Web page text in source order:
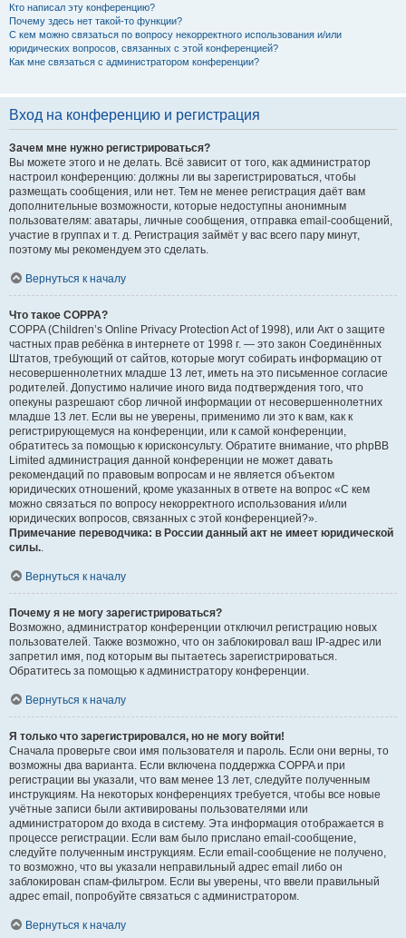
Кто написал эту конференцию?
Почему здесь нет такой-то функции?
С кем можно связаться по вопросу некорректного использования и/или
юридических вопросов, связанных с этой конференцией?
Как мне связаться с администратором конференции?
Вход на конференцию и регистрация
Зачем мне нужно регистрироваться?
Вы можете этого и не делать. Всё зависит от того, как администратор
настроил конференцию: должны ли вы зарегистрироваться, чтобы
размещать сообщения, или нет. Тем не менее регистрация даёт вам
дополнительные возможности, которые недоступны анонимным
пользователям: аватары, личные сообщения, отправка email-сообщений,
участие в группах и т. д. Регистрация займёт у вас всего пару минут,
поэтому мы рекомендуем это сделать.
Вернуться к началу
Что такое COPPA?
COPPA (Children’s Online Privacy Protection Act of 1998), или Акт о защите
частных прав ребёнка в интернете от 1998 г. — это закон Соединённых
Штатов, требующий от сайтов, которые могут собирать информацию от
несовершеннолетних младше 13 лет, иметь на это письменное согласие
родителей. Допустимо наличие иного вида подтверждения того, что
опекуны разрешают сбор личной информации от несовершеннолетних
младше 13 лет. Если вы не уверены, применимо ли это к вам, как к
регистрирующемуся на конференции, или к самой конференции,
обратитесь за помощью к юрисконсульту. Обратите внимание, что phpBB
Limited администрация данной конференции не может давать
рекомендаций по правовым вопросам и не является объектом
юридических отношений, кроме указанных в ответе на вопрос «С кем
можно связаться по вопросу некорректного использования и/или
юридических вопросов, связанных с этой конференцией?».
Примечание переводчика: в России данный акт не имеет юридической
силы..
Вернуться к началу
Почему я не могу зарегистрироваться?
Возможно, администратор конференции отключил регистрацию новых
пользователей. Также возможно, что он заблокировал ваш IP-адрес или
запретил имя, под которым вы пытаетесь зарегистрироваться.
Обратитесь за помощью к администратору конференции.
Вернуться к началу
Я только что зарегистрировался, но не могу войти!
Сначала проверьте свои имя пользователя и пароль. Если они верны, то
возможны два варианта. Если включена поддержка COPPA и при
регистрации вы указали, что вам менее 13 лет, следуйте полученным
инструкциям. На некоторых конференциях требуется, чтобы все новые
учётные записи были активированы пользователями или
администратором до входа в систему. Эта информация отображается в
процессе регистрации. Если вам было прислано email-сообщение,
следуйте полученным инструкциям. Если email-сообщение не получено,
то возможно, что вы указали неправильный адрес email либо он
заблокирован спам-фильтром. Если вы уверены, что ввели правильный
адрес email, попробуйте связаться с администратором.
Вернуться к началу